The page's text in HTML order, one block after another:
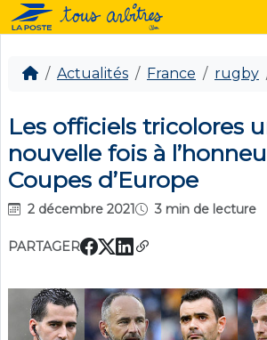
Actualités France rugby
Les officiels tricolores
nouvelle fois à
Coupes d’Europe
2 décembre 2021 3 min de lecture
PARTAGER